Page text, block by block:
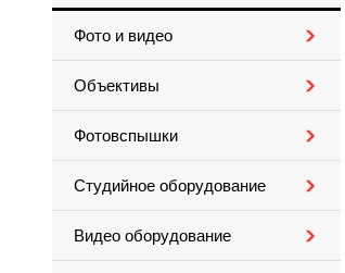
Фото и видео
Объективы
Фотовспышки
Студийное оборудование
Видео оборудование